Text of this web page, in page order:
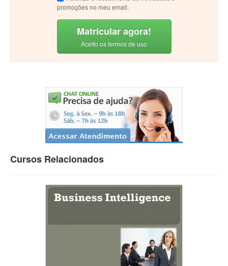
promoções no meu email.
Matricular agora!
Aceito os termos de uso
Cursos Relacionados